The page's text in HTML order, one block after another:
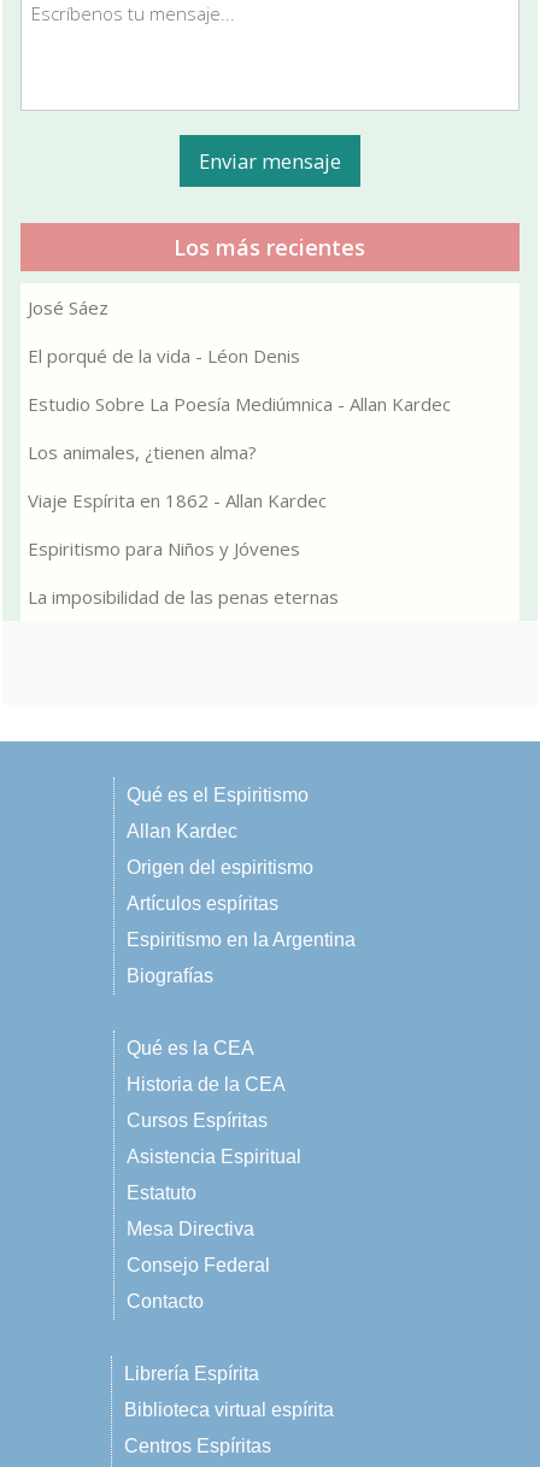
Los más recientes
José Sáez
El porqué de la vida - Léon Denis
Estudio Sobre La Poesía Mediúmnica - Allan Kardec
Los animales, ¿tienen alma?
Viaje Espírita en 1862 - Allan Kardec
Espiritismo para Niños y Jóvenes
La imposibilidad de las penas eternas
Qué es el Espiritismo
Allan Kardec
Origen del espiritismo
Artículos espíritas
Espiritismo en la Argentina
Biografías
Qué es la CEA
Historia de la CEA
Cursos Espíritas
Asistencia Espiritual
Estatuto
Mesa Directiva
Consejo Federal
Contacto
Librería Espírita
Biblioteca virtual espírita
Centros Espíritas